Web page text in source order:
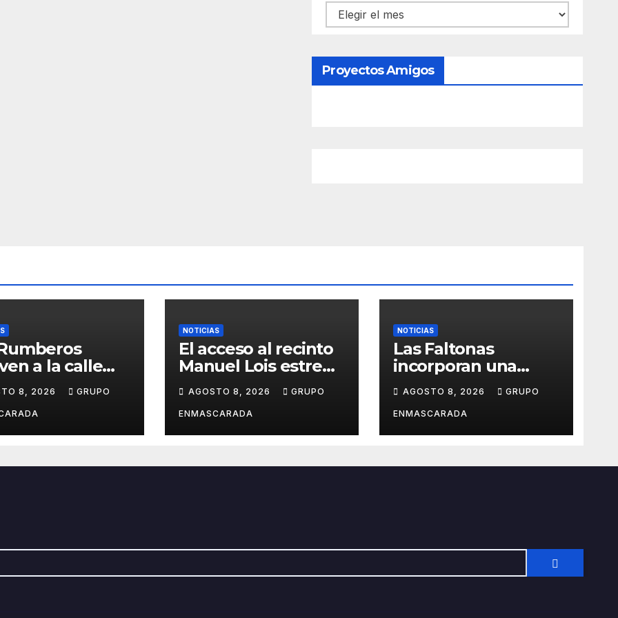
Contenido
Proyectos Amigos
a la calle
nació su
51 años
el mismo
el mismo
8, 2026 GRUPO
NOTICIAS
El acceso al recinto
Manuel Lois estrena
asfalto tras años de
espera
AGOSTO 8, 2026 GRUPO
ENMASCARADA
NOTICIAS
Las Faltonas
incorporan una
dirección musical
tinerfeña para
afrontar con ilusión
el Carnaval de
AGOSTO 8, 2026 GRUPO
ENMASCARADA